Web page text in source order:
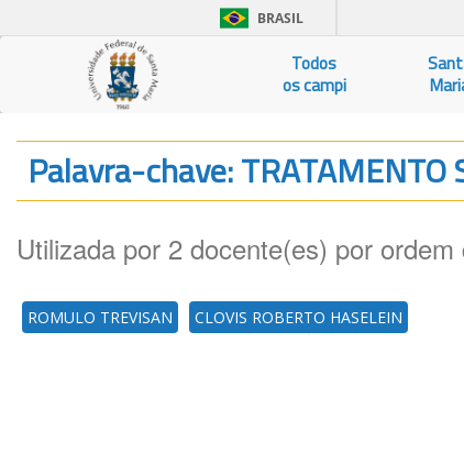
BRASIL
Todos
os campi
Palavra-chave: TRATAMENTO
Utilizada por 2 docente(es) por
ROMULO TREVISAN CLOVIS ROBERTO HASELEIN